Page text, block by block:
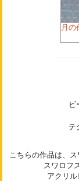
月の
ビ
テ
こちらの作品は、
スワロフ
アクリル